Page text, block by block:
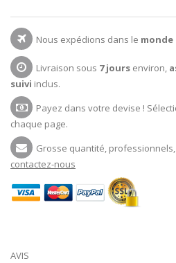
Nous expédions dans le
Livraison sous 7 jours environ,
suivi inclus.
Payez dans votre devise !
chaque page.
Grosse quantité,
contactez-nous
AVIS